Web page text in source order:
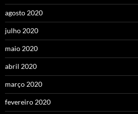
agosto 2020
julho 2020
maio 2020
abril 2020
março 2020
fevereiro 2020